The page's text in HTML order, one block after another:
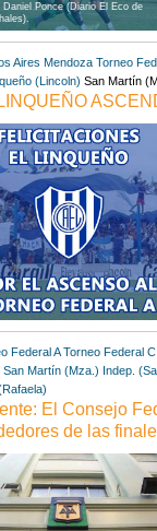
Daniel Ponce (Diario El Eco de
Aires Mendoza Torneo
(Lincoln) San Martín
Federal A Torneo Federal C
San Martín (Mza.) Indep.
El Consejo
de las